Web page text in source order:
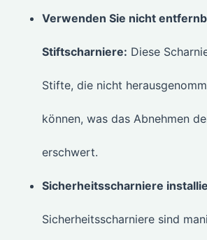
Verwenden Sie nicht
Stiftscharniere: Diese
Stifte, die nicht
können, was das Abnehmen
erschwert.
Sicherheitsscharniere
Sicherheitsscharniere sind